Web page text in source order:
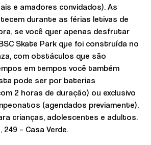
e amadores convidados). As
durante as férias letivas de
se você quer apenas desfrutar
Skate Park que foi construída no
com obstáculos que são
em tempos você também
pode ser por baterias
2 horas de duração) ou exclusivo
(agendados previamente).
crianças, adolescentes e adultos.
249 – Casa Verde.